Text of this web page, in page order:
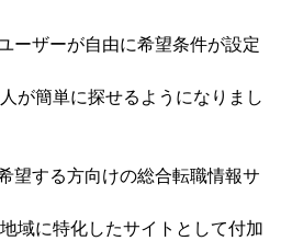
ーザーが自由に希望条件が設定
が簡単に探せるようになりまし
望する方向けの総合転職情報サ
域に特化したサイトとして付加